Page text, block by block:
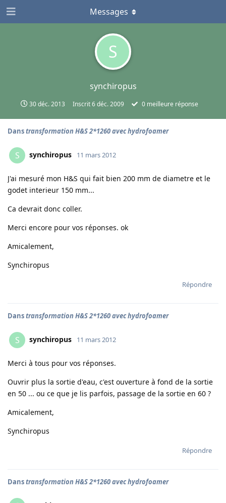
S
synchiropus
30 déc. 2013 Inscrit6 déc. 2009 0meilleure réponse
Messages
Danstransformation H&S 2*1260 avec hydrofoamer
S synchiropus 11 mars 2012
J'ai mesuré mon H&S qui fait bien 200 mm de diametre et le
godet interieur 150 mm...
Ca devrait donc coller.
Merci encore pour vos réponses. ok
Amicalement,
Synchiropus
Répondre
Danstransformation H&S 2*1260 avec hydrofoamer
S synchiropus 11 mars 2012
Merci à tous pour vos réponses.
Ouvrir plus la sortie d'eau, c'est ouverture à fond de la sortie
en 50 ... ou ce que je lis parfois, passage de la sortie en 60 ?
Amicalement,
Synchiropus
Répondre
Danstransformation H&S 2*1260 avec hydrofoamer